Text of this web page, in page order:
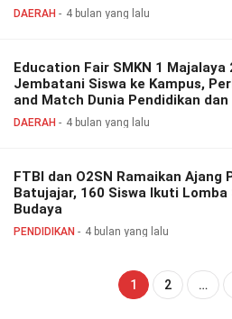
DAERAH 4 bulan yang lalu
Education Fair SMKN 1 Majalaya
Jembatani Siswa ke Kampus,
and Match Dunia Pendidikan
DAERAH 4 bulan yang lalu
FTBI dan O2SN Ramaikan Ajang
Batujajar, 160 Siswa Ikuti Lomba
Budaya
PENDIDIKAN 4 bulan yang lalu
1 2 …